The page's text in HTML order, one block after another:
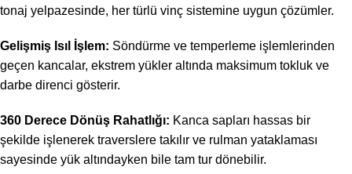
tonaj yelpazesinde, her türlü vinç sistemine uygun çözümler.
Gelişmiş Isıl İşlem: Söndürme ve temperleme işlemlerinden
geçen kancalar, ekstrem yükler altında maksimum tokluk ve
darbe direnci gösterir.
360 Derece Dönüş Rahatlığı: Kanca sapları hassas bir
şekilde işlenerek traverslere takılır ve rulman yataklaması
sayesinde yük altındayken bile tam tur dönebilir.